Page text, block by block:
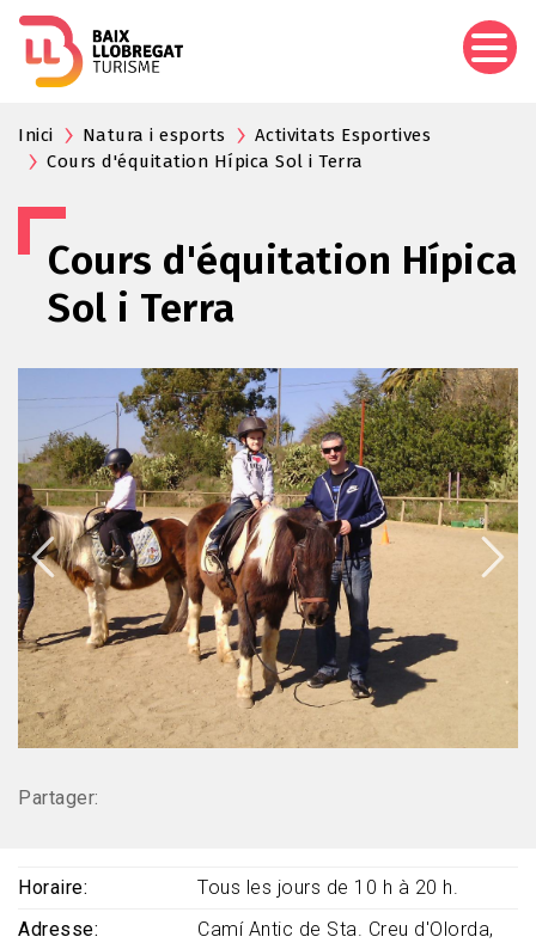
Inici Natura i esports
Activitats Esportives
Cours d'équitation Hípica Sol i Terra
Cours d'équitation Hípica
Sol i Terra
Partager:
Horaire
Tous les jours de 10 h à 20 h.
Adresse
Camí Antic de Sta. Creu d'Olorda,